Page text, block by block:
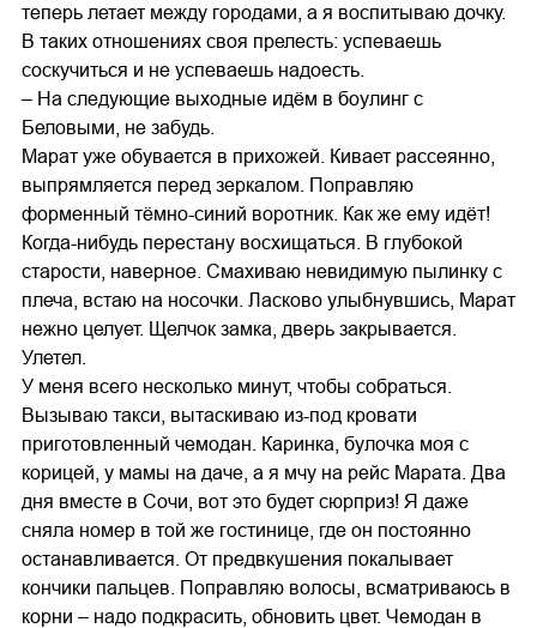
теперь летает между городами, а я воспитываю дочку.
В таких отношениях своя прелесть: успеваешь
соскучиться и не успеваешь надоесть.
– На следующие выходные идём в боулинг с
Беловыми, не забудь.
Марат уже обувается в прихожей. Кивает рассеянно,
выпрямляется перед зеркалом. Поправляю
форменный тёмно-синий воротник. Как же ему идёт!
Когда-нибудь перестану восхищаться. В глубокой
старости, наверное. Смахиваю невидимую пылинку с
плеча, встаю на носочки. Ласково улыбнувшись, Марат
нежно целует. Щелчок замка, дверь закрывается.
Улетел.
У меня всего несколько минут, чтобы собраться.
Вызываю такси, вытаскиваю из-под кровати
приготовленный чемодан. Каринка, булочка моя с
корицей, у мамы на даче, а я мчу на рейс Марата. Два
дня вместе в Сочи, вот это будет сюрприз! Я даже
сняла номер в той же гостинице, где он постоянно
останавливается. От предвкушения покалывает
кончики пальцев. Поправляю волосы, всматриваюсь в
корни – надо подкрасить, обновить цвет. Чемодан в